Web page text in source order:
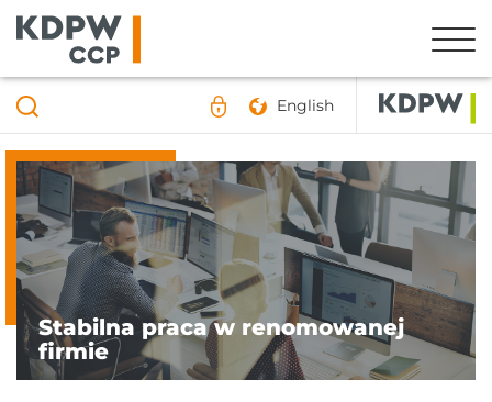
English
Stabilna praca w renomowanej
firmie